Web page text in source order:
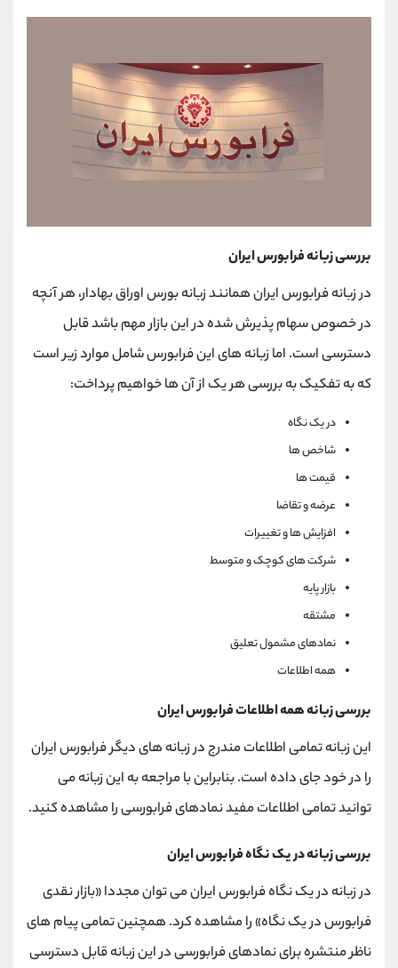
بررسی زبانه فرابورس ایران
در زبانه فرابورس ایران همانند زبانه بورس اوراق بهادار، هر آنچه
در خصوص سهام پذیرش شده در این بازار مهم باشد قابل
دسترسی است. اما زبانه های این فرابورس شامل موارد زیر است
که به تفکیک به بررسی هر یک از آن ها خواهیم پرداخت:
در یک نگاه
شاخص ها
قیمت ها
عرضه و تقاضا
افزایش ها و تغییرات
شرکت های کوچک و متوسط
بازار پایه
مشتقه
نمادهای مشمول تعلیق
همه اطلاعات
بررسی زبانه همه اطلاعات فرابورس ایران
این زبانه تمامی اطلاعات مندرج در زبانه های دیگر فرابورس ایران
را در خود جای داده است. بنابراین با مراجعه به این زبانه می
توانید تمامی اطلاعات مفید نمادهای فرابورسی را مشاهده کنید.
بررسی زبانه در یک نگاه فرابورس ایران
در زبانه در یک نگاه فرابورس ایران می توان مجددا «بازار نقدی
فرابورس در یک نگاه» را مشاهده کرد. همچنین تمامی پیام های
ناظر منتشره برای نمادهای فرابورسی در این زبانه قابل دسترسی